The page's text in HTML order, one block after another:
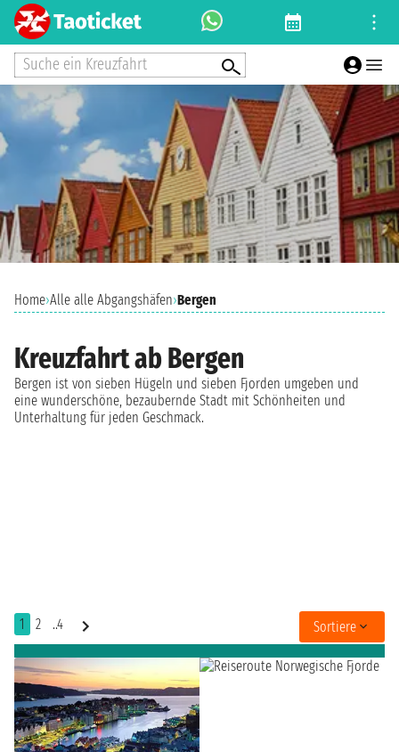
Suche ein Kreuzfahrt
Home›Alle alle Abgangshäfen›Bergen
Kreuzfahrt ab Bergen
Bergen ist von sieben Hügeln und sieben Fjorden umgeben und
eine wunderschöne, bezaubernde Stadt mit Schönheiten und
Unterhaltung für jeden Geschmack.
1 2 ..4 Sortiere